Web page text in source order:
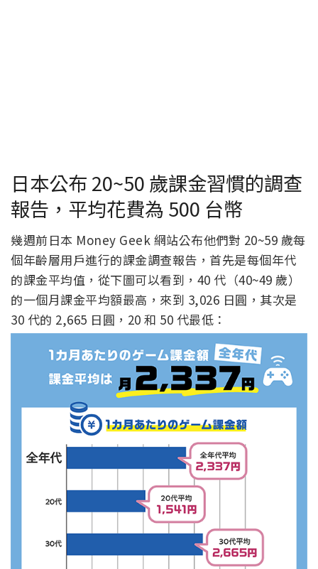
日本公布 20~50 歲課金習慣的調查
報告，平均花費為 500 台幣
幾週前日本 Money Geek 網站公布他們對 20~59 歲每
個年齡層用戶進行的課金調查報告，首先是每個年代
的課金平均值，從下圖可以看到，40 代（40~49 歲）
的一個月課金平均額最高，來到 3,026 日圓，其次是
30 代的 2,665 日圓，20 和 50 代最低：